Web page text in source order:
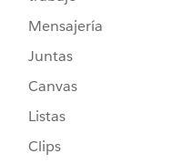
Mensajería
Juntas
Canvas
Listas
Clips